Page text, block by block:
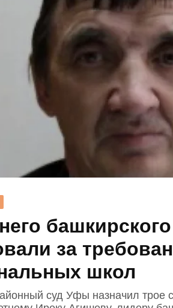
за
школ
суд Уфы назначил трое